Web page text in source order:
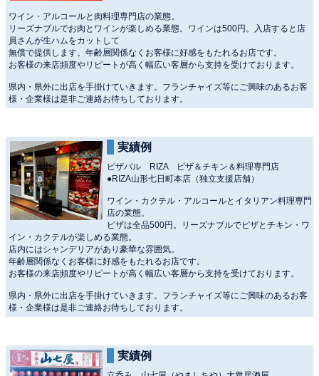
ワイン・アルコールと肉料理専門店の業態。
リーズナブルでお肉とワインが楽しめる業態。ワインは500円。入店すると店
員さんが生ハムをカットして
無償で提供します。年齢層関係なくお客様に好感をもたれるお店です。
お客様の来店頻度やリピートが高く幅広い客層から支持を受けております。
県内・県外に出店を手掛けていきます。フランチャイズ等にご興味のあるお客
様・企業様は是非ご連絡お待ちしております。
実績例
ピザバル RIZA ピザ＆チキン＆料理専門店
●RIZA山形七日町本店（独立支援店舗）
ワイン・カクテル・アルコールとイタリアン料理専門
店の業態。
ピザは全品500円。リーズナブルでピザとチキン・ワ
イン・カクテルが楽しめる業態。
店内にはシャンデリアがあり豪華な雰囲気。
年齢層関係なくお客様に好感をもたれるお店です。
お客様の来店頻度やリピートが高く幅広い客層から支持を受けております。
県内・県外に出店を手掛けていきます。フランチャイズ等にご興味のあるお客
様・企業様は是非ご連絡お待ちしております。
実績例